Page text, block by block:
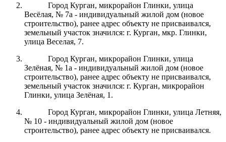
Город Курган, микрорайон Глинки, улица
Весёлая, № 7а - индивидуальный жилой дом (новое
строительство), ранее адрес объекту не присваивался,
земельный участок значился: г. Курган, мкр. Глинки,
улица Веселая, 7.
Город Курган, микрорайон Глинки, улица
Зелёная, № 1а - индивидуальный жилой дом (новое
строительство), ранее адрес объекту не присваивался,
земельный участок значился: г. Курган, микрорайон
Глинки, улица Зелёная, 1.
Город Курган, микрорайон Глинки, улица Летняя,
№ 10 - индивидуальный жилой дом (новое
строительство), ранее адрес объекту не присваивался.